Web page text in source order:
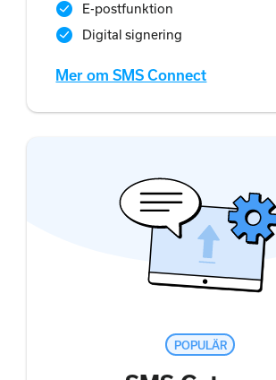
E-postfunktion
Digital signering
Mer om SMS Connect
POPULÄR